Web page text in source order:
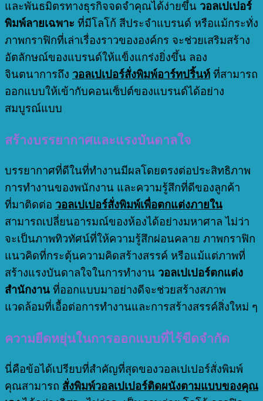
และพันธมิตรทางธุรกิจจดจำคุณได้ง่ายขึ้น วอลเปเปอร์
พิมพ์ลายเฉพาะ ที่มีโลโก้ สีประจำแบรนด์ หรือแม้กระทั่ง
ภาพกราฟิกที่เล่าเรื่องราวขององค์กร จะช่วยเสริมสร้าง
อัตลักษณ์ของแบรนด์ให้แข็งแกร่งยิ่งขึ้น ลอง
จินตนาการถึง วอลเปเปอร์สั่งพิมพ์อาร์ทปริ้นท์ ที่สามารถ
ออกแบบให้เข้ากับคอนเซ็ปต์ของแบรนด์ได้อย่าง
สมบูรณ์แบบ
สร้างบรรยากาศและแรงบันดาลใจ
บรรยากาศที่ดีในที่ทำงานมีผลโดยตรงต่อประสิทธิภาพ
การทำงานของพนักงาน และความรู้สึกที่ดีของลูกค้า
ที่มาติดต่อ วอลเปเปอร์สั่งพิมพ์เพื่อตกแต่งภายใน
สามารถเปลี่ยนอารมณ์ของห้องได้อย่างมหาศาล ไม่ว่า
จะเป็นภาพทิวทัศน์ที่ให้ความรู้สึกผ่อนคลาย ภาพกราฟิก
แนวคิดที่กระตุ้นความคิดสร้างสรรค์ หรือแม้แต่ภาพที่
สร้างแรงบันดาลใจในการทำงาน วอลเปเปอร์ตกแต่ง
สำนักงาน ที่ออกแบบมาอย่างดีจะช่วยสร้างสภาพ
แวดล้อมที่เอื้อต่อการทำงานและการสร้างสรรค์สิ่งใหม่ ๆ
ความยืดหยุ่นในการออกแบบที่ไร้ขีดจำกัด
นี่คือข้อได้เปรียบที่สำคัญที่สุดของวอลเปเปอร์สั่งพิมพ์
คุณสามารถ สั่งพิมพ์วอลเปเปอร์ติดผนังตามแบบของคุณ